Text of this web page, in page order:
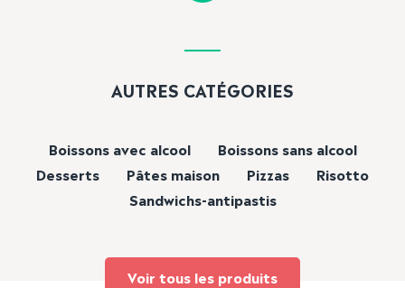
AUTRES CATÉGORIES
Boissons avec alcool
Boissons sans alcool
Desserts
Pâtes maison Pizzas
Risotto
Sandwichs-antipastis
Voir tous les produits